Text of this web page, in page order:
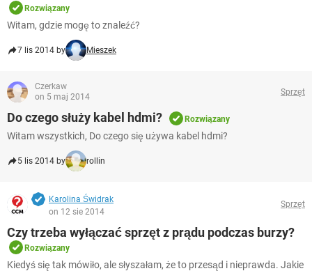
WINDOWS 10
Rozwiązany
Witam, gdzie mogę to znaleźć?
7 lis 2014 by Mieszek
Czerkaw
on 5 maj 2014
Sprzęt
Do czego służy kabel hdmi? Rozwiązany
Witam wszystkich, Do czego się używa kabel hdmi?
5 lis 2014 by rollin
Karolina Świdrak
on 12 sie 2014
Sprzęt
Czy trzeba wyłączać sprzęt z prądu podczas burzy?
Rozwiązany
Kiedyś się tak mówiło, ale słyszałam, że to przesąd i nieprawda. Jakie